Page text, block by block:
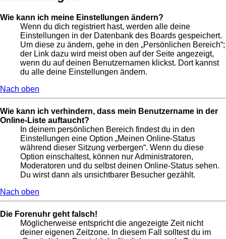
Wie kann ich meine Einstellungen ändern?
Wenn du dich registriert hast, werden alle deine
Einstellungen in der Datenbank des Boards gespeichert.
Um diese zu ändern, gehe in den „Persönlichen Bereich“;
der Link dazu wird meist oben auf der Seite angezeigt,
wenn du auf deinen Benutzernamen klickst. Dort kannst
du alle deine Einstellungen ändern.
Nach oben
Wie kann ich verhindern, dass mein Benutzername in der
Online-Liste auftaucht?
In deinem persönlichen Bereich findest du in den
Einstellungen eine Option „Meinen Online-Status
während dieser Sitzung verbergen“. Wenn du diese
Option einschaltest, können nur Administratoren,
Moderatoren und du selbst deinen Online-Status sehen.
Du wirst dann als unsichtbarer Besucher gezählt.
Nach oben
Die Forenuhr geht falsch!
Möglicherweise entspricht die angezeigte Zeit nicht
deiner eigenen Zeitzone. In diesem Fall solltest du im